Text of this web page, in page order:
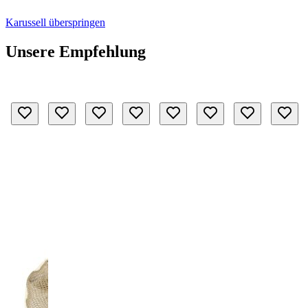
Karussell überspringen
Unsere Empfehlung